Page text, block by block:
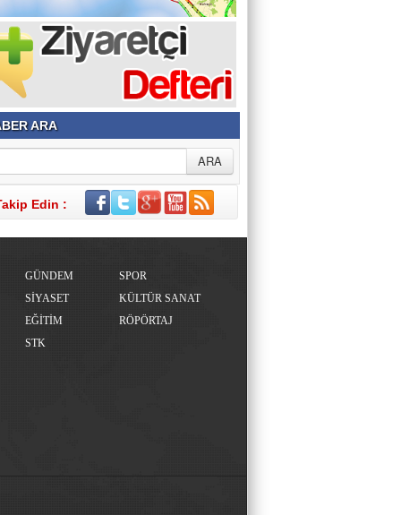
ARA
Edin :
GÜNDEM
SPOR
SİYASET
KÜLTÜR SANAT
EĞİTİM
RÖPÖRTAJ
STK